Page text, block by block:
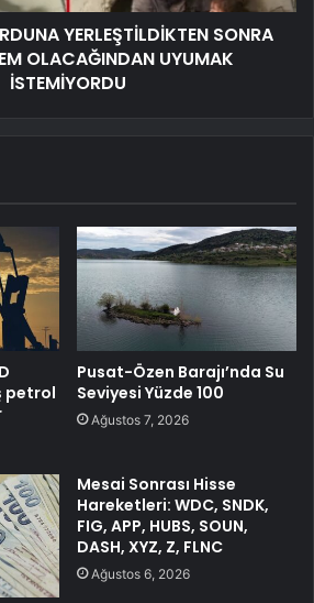
YERLEŞTİLDİKTEN SONRA
OLACAĞINDAN UYUMAK
İSTEMİYORDU
petrol
Pusat-Özen Barajı’nda Su
Seviyesi Yüzde 100
Ağustos 7, 2026
Mesai Sonrası Hisse
Hareketleri: WDC, SNDK,
FIG, APP, HUBS, SOUN,
DASH, XYZ, Z, FLNC
Ağustos 6, 2026